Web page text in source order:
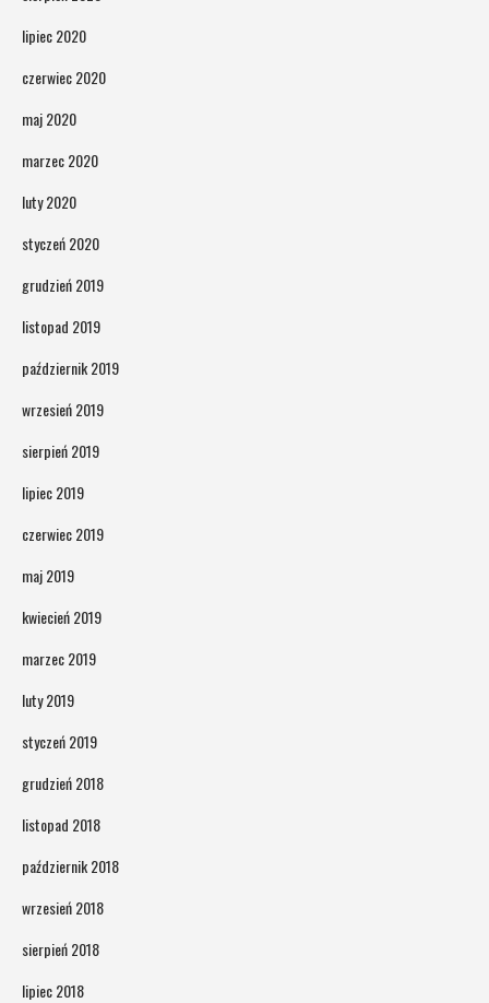
lipiec 2020
czerwiec 2020
maj 2020
marzec 2020
luty 2020
styczeń 2020
grudzień 2019
listopad 2019
październik 2019
wrzesień 2019
sierpień 2019
lipiec 2019
czerwiec 2019
maj 2019
kwiecień 2019
marzec 2019
luty 2019
styczeń 2019
grudzień 2018
listopad 2018
październik 2018
wrzesień 2018
sierpień 2018
lipiec 2018